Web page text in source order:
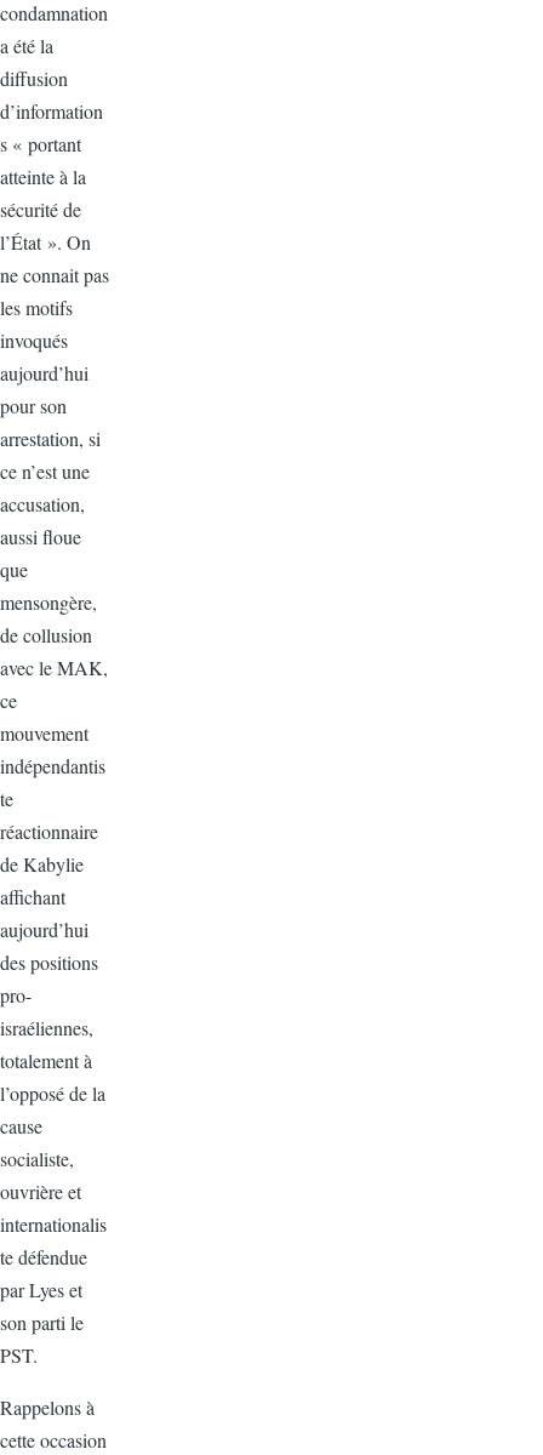
condamnation
a été la
diffusion
d’information
s « portant
atteinte à la
sécurité de
l’État ». On
ne connait pas
les motifs
invoqués
aujourd’hui
pour son
arrestation, si
ce n’est une
accusation,
aussi floue
que
mensongère,
de collusion
avec le MAK,
ce
mouvement
indépendantis
te
réactionnaire
de Kabylie
affichant
aujourd’hui
des positions
pro-
israéliennes,
totalement à
l’opposé de la
cause
socialiste,
ouvrière et
internationalis
te défendue
par Lyes et
son parti le
PST.
Rappelons à
cette occasion